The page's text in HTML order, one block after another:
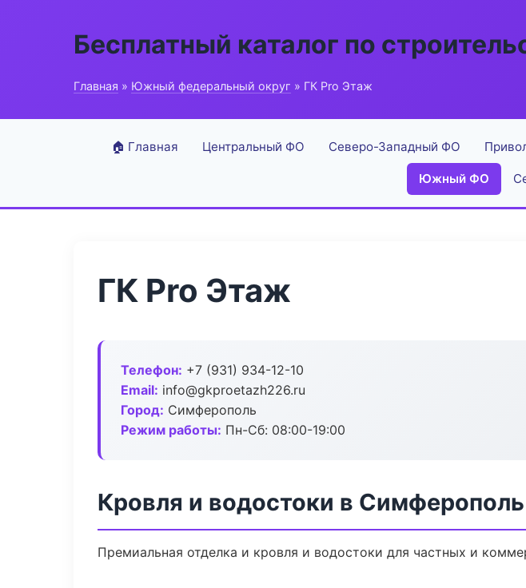
Бесплатный каталог по
Главная » Южный федеральный округ » ГК Pro Этаж
🏠 Главная Центральный ФО Северо-Западный ФО
Южный ФО
ГК Pro Этаж
Телефон: +7 (931) 934-12-10
Email: info@gkproetazh226.ru
Город: Симферополь
Режим работы: Пн-Сб: 08:00-19:00
Кровля и водостоки в Симферополь
Премиальная отделка и кровля и водостоки для частных и